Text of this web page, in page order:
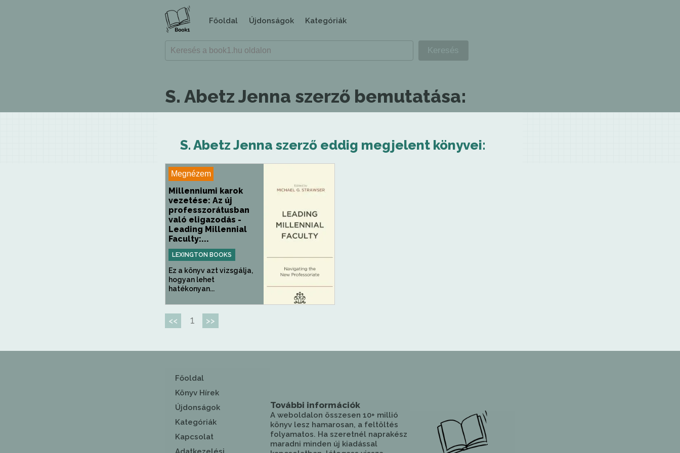
Főoldal Újdonságok Kategóriák
S. Abetz Jenna szerző bemutatása:
S. Abetz Jenna szerző eddig megjelent könyvei:
Megnézem
Millenniumi karok
vezetése: Az új
professzorátusban
való eligazodás -
Leading Millennial
Faculty:...
LEXINGTON BOOKS
Ez a könyv azt vizsgálja,
hogyan lehet
hatékonyan...
<< 1 >>
Főoldal
Könyv Hírek
Újdonságok
Kategóriák
Kapcsolat
További információk
A weboldalon összesen 10+ millió
könyv lesz hamarosan, a feltöltés
folyamatos. Ha szeretnél naprakész
maradni minden új kiadással